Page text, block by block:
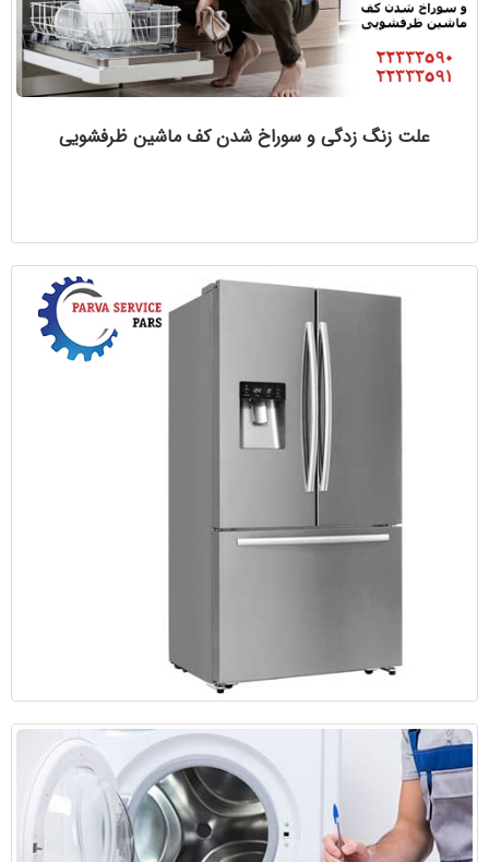
علت زنگ زدگی و سوراخ شدن کف ماشین ظرفشویی
دلایل داغ شدن بدنه و دیواره های یخچال و فریزر و راه های
رفع آن